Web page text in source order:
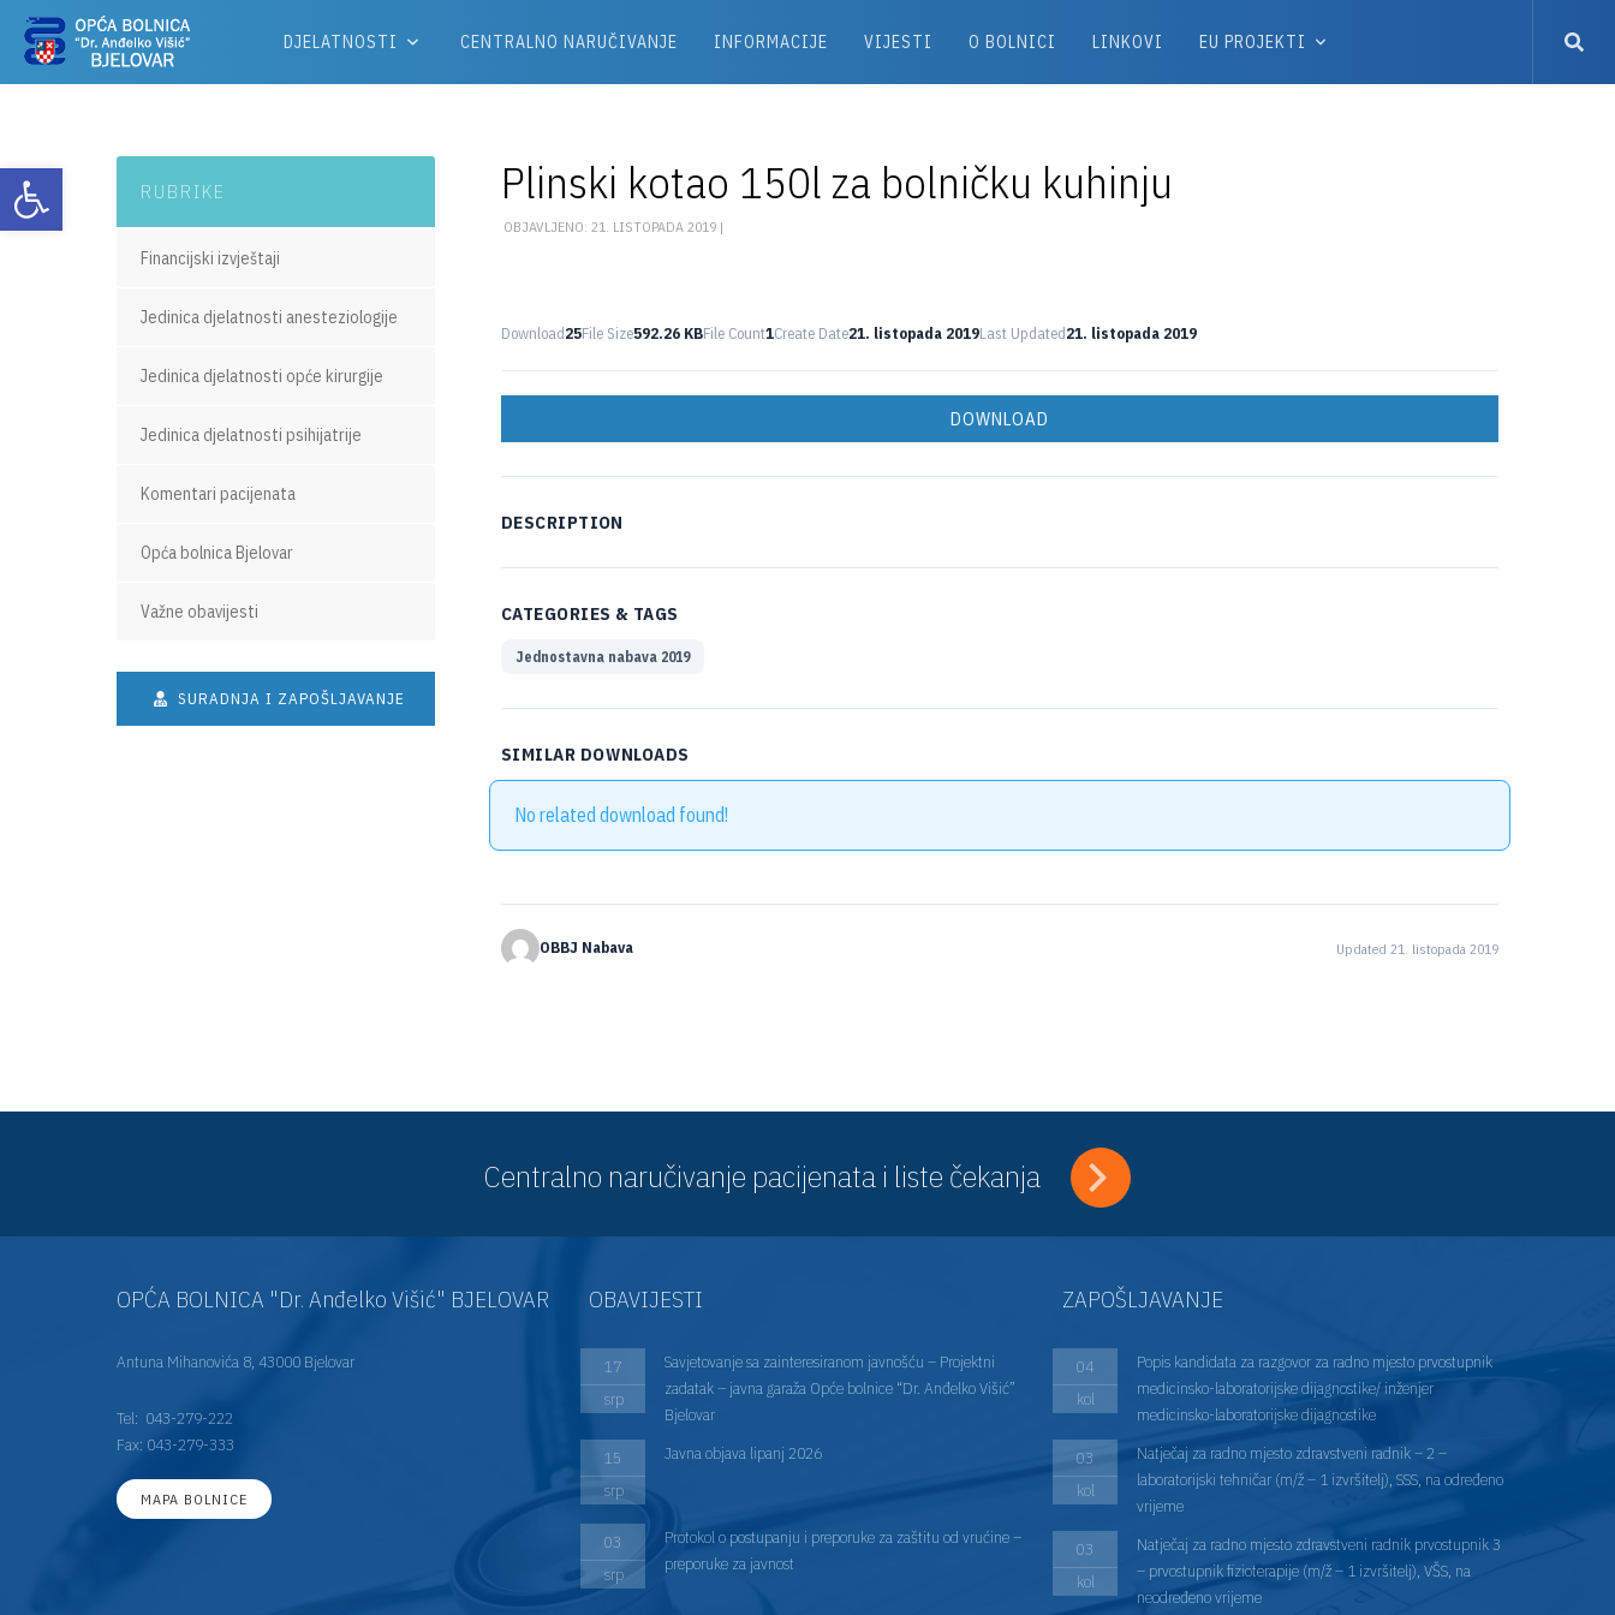
Otvori alatnu traku
DJELATNOSTI CENTRALNO NARUČIVANJE INFORMACIJE VIJESTI O BOLNICI LINKOVI EU PROJEKTI
Plinski kotao 150l za bolničku kuhinju
OBJAVLJENO: 21. LISTOPADA 2019 |
Download25File Size592.26 KBFile Count1Create Date21. listopada 2019Last Updated21. listopada 2019
DOWNLOAD
DESCRIPTION
CATEGORIES & TAGS
Jednostavna nabava 2019
SIMILAR DOWNLOADS
No related download found!
OBBJ Nabava Updated 21. listopada 2019
RUBRIKE
Financijski izvještaji
Jedinica djelatnosti anesteziologije
Jedinica djelatnosti opće kirurgije
Jedinica djelatnosti psihijatrije
Komentari pacijenata
Opća bolnica Bjelovar
Važne obavijesti
SURADNJA I ZAPOŠLJAVANJE
Centralno naručivanje pacijenata i liste čekanja
OPĆA BOLNICA "Dr. Anđelko Višić" BJELOVAR
Antuna Mihanovića 8, 43000 Bjelovar
Tel: 043-279-222
Fax: 043-279-333
MAPA BOLNICE
OBAVIJESTI
17
srp
Savjetovanje sa zainteresiranom javnošću – Projektni
zadatak – javna garaža Opće bolnice “Dr. Anđelko Višić”
Bjelovar
15
srp
Javna objava lipanj 2026
03
srp
Protokol o postupanju i preporuke za zaštitu od vrućine –
preporuke za javnost
ZAPOŠLJAVANJE
04
kol
Popis kandidata za razgovor za radno mjesto prvostupnik
medicinsko-laboratorijske dijagnostike/ inženjer
medicinsko-laboratorijske dijagnostike
03
kol
Natječaj za radno mjesto zdravstveni radnik – 2 –
laboratorijski tehničar (m/ž – 1 izvršitelj), SSS, na određeno
vrijeme
03
kol
Natječaj za radno mjesto zdravstveni radnik prvostupnik 3
– prvostupnik fizioterapije (m/ž – 1 izvršitelj), VŠS, na
neodređeno vrijeme